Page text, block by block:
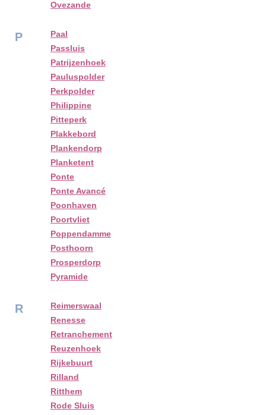
Ovezande
P
Paal
Passluis
Patrijzenhoek
Pauluspolder
Perkpolder
Philippine
Pitteperk
Plakkebord
Plankendorp
Planketent
Ponte
Ponte Avancé
Poonhaven
Poortvliet
Poppendamme
Posthoorn
Prosperdorp
Pyramide
R
Reimerswaal
Renesse
Retranchement
Reuzenhoek
Rijkebuurt
Rilland
Ritthem
Rode Sluis